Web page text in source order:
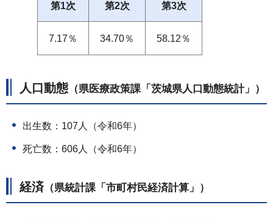
第1次 第2次 第3次
7.17％ 34.70％ 58.12％
人口動態 （県医療政策課「茨城県人口動態統計」）
出生数：107人（令和6年）
死亡数：606人（令和6年）
経済（県統計課「市町村民経済計算」）